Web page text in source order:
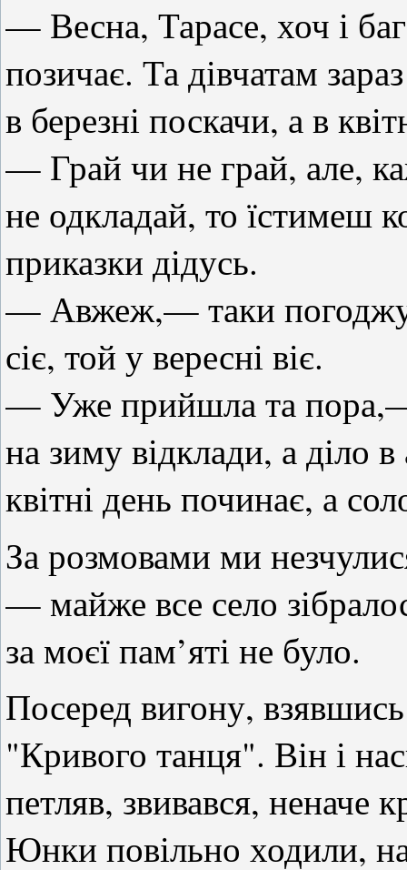
— Весна, Тарасе, хоч і
позичає. Та дівчатам
в березні поскачи, а в
— Грай чи не грай, але,
не одкладай, то їстимеш
приказки дідусь.
— Авжеж,— таки
сіє, той у вересні віє.
— Уже прийшла та пора,—
на зиму відклади, а діло в
квітні день починає, а
За розмовами ми
— майже все село
за моєї пам’яті не було.
Посеред вигону,
"Кривого танця". Він і
петляв, звивався, неначе
Юнки повільно ходили,